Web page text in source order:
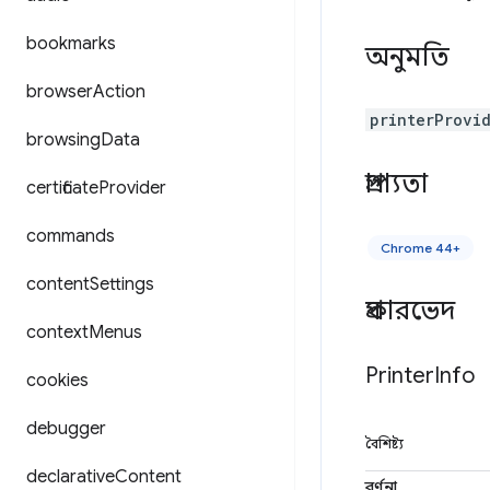
bookmarks
browserAction
browsingData
certificateProvider
commands
contentSettings
contextMenus
cookies
debugger
declarativeContent
অনুমতি
প্রাপ্যতা
Chrome 44+
প্রকারভেদ
PrinterInfo
বৈশিষ্ট্য